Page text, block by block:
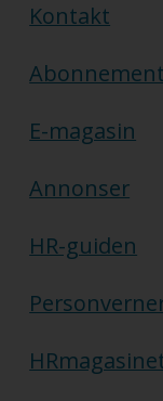
Kontakt
Abonnement
E-magasin
Annonser
HR-guiden